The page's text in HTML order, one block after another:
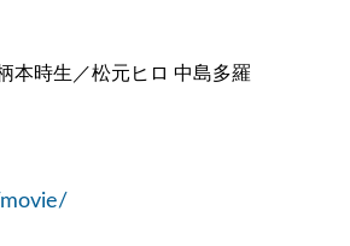
時生／松元ヒロ 中島多羅